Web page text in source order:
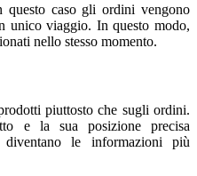
questo caso gli ordini vengono
unico viaggio. In questo modo,
nello stesso momento.
piuttosto che sugli ordini.
e la sua posizione precisa
diventano le informazioni più